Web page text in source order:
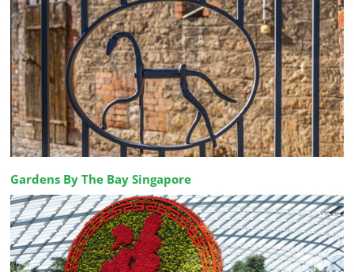
Gardens By The Bay Singapore